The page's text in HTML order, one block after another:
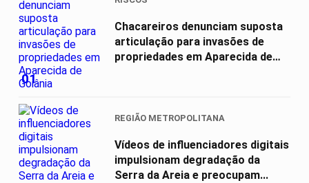
01
Chacareiros denunciam suposta
articulação para invasões de
propriedades em Aparecida de
REGIÃO METROPOLITANA
Vídeos de influenciadores digitais
impulsionam degradação da
Serra da Areia e preocupam...